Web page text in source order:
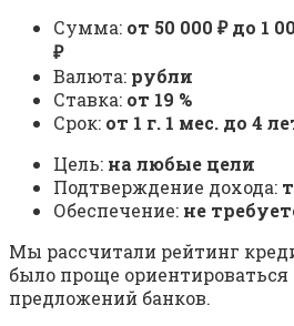
Сумма: от 50 000 ₽ до 1
₽
Валюта: рубли
Ставка: от 19 %
Срок: от 1 г. 1 мес. до 4
Цель: на любые цели
Подтверждение дохода:
Обеспечение: не
Мы рассчитали рейтинг
было проще
предложений банков.